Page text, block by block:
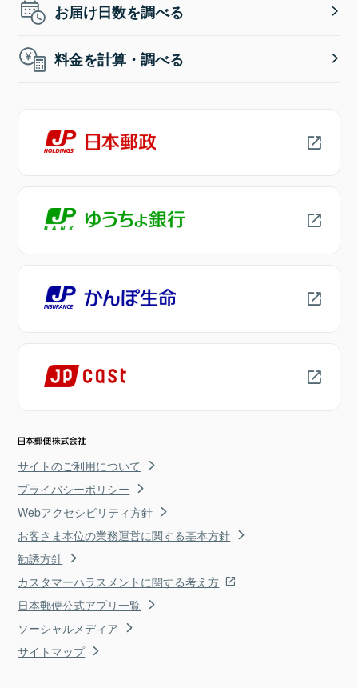
お届け日数を調べる
料金を計算・調べる
サイトのご利用について
プライバシーポリシー
Webアクセシビリティ方針
お客さま本位の業務運営に関する基本方針
勧誘方針
カスタマーハラスメントに関する考え方
日本郵便公式アプリ一覧
ソーシャルメディア
サイトマップ